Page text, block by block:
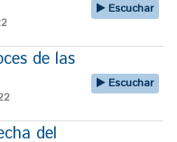
Escuchar
de las
Escuchar
del